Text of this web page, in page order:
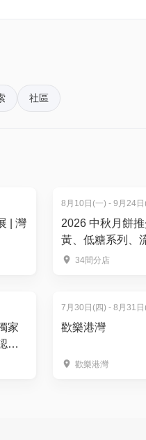
電郵到
社區
| 灣
8月10日(一) - 9月24日
2026 中秋月餅
黃、低糖系列、
領點34間分店
家
證
7月30日(四) - 8月31日
歡樂港灣
歡樂港灣